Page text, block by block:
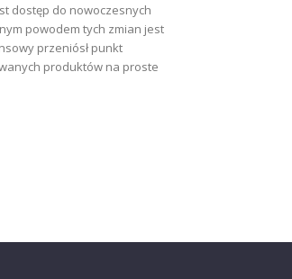
dostęp do nowoczesnych
powodem tych zmian jest
przeniósł punkt
produktów na proste